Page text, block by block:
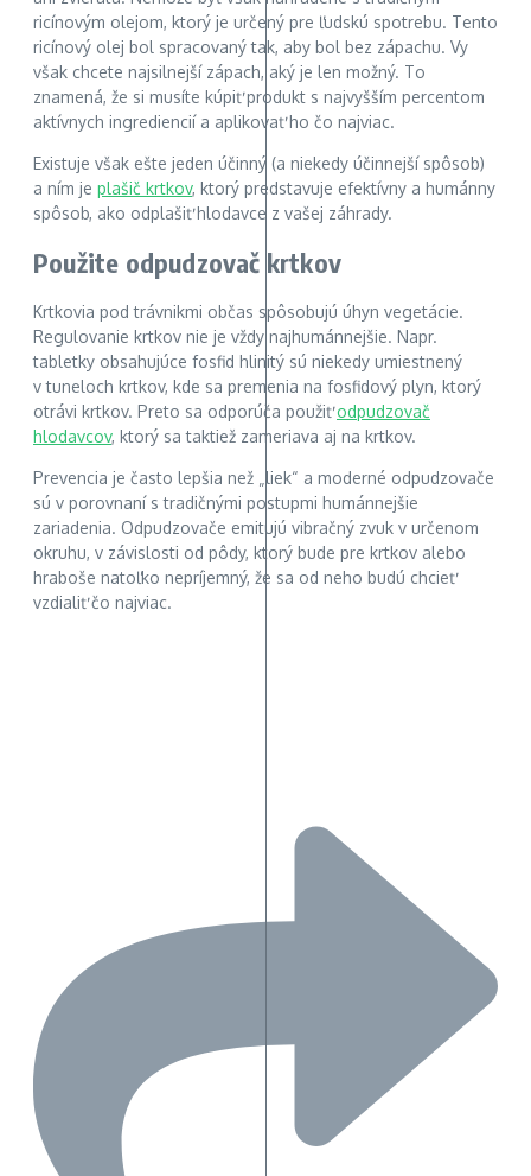
ricínovým olejom, ktorý je určený pre ľudskú spotrebu. Tento
ricínový olej bol spracovaný tak, aby bol bez zápachu. Vy
však chcete najsilnejší zápach, aký je len možný. To
znamená, že si musíte kúpiť produkt s najvyšším percentom
aktívnych ingrediencií a aplikovať ho čo najviac.
Existuje však ešte jeden účinný (a niekedy účinnejší spôsob)
a ním je plašič krtkov, ktorý predstavuje efektívny a humánny
spôsob, ako odplašiť hlodavce z vašej záhrady.
Použite odpudzovač krtkov
Krtkovia pod trávnikmi občas spôsobujú úhyn vegetácie.
Regulovanie krtkov nie je vždy najhumánnejšie. Napr.
tabletky obsahujúce fosfid hlinitý sú niekedy umiestnený
v tuneloch krtkov, kde sa premenia na fosfidový plyn, ktorý
otrávi krtkov. Preto sa odporúča použiťodpudzovač
hlodavcov, ktorý sa taktiež zameriava aj na krtkov.
Prevencia je často lepšia než „liek“ a moderné odpudzovače
sú v porovnaní s tradičnými postupmi humánnejšie
zariadenia. Odpudzovače emitujú vibračný zvuk v určenom
okruhu, v závislosti od pôdy, ktorý bude pre krtkov alebo
hraboše natoľko nepríjemný, že sa od neho budú chcieť
vzdialiť čo najviac.